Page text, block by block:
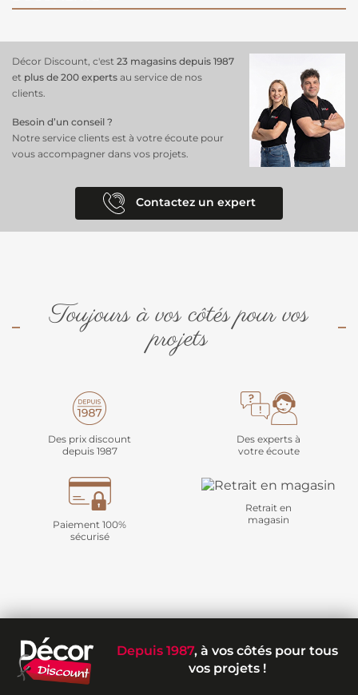
Décor Discount, c'est 23 magasins depuis 1987
et plus de 200 experts au service de nos
clients.
Besoin d’un conseil ?
Notre service clients est à votre écoute pour
vous accompagner dans vos projets.
Contactez un expert
Toujours à vos côtés pour vos
projets
Des prix discount
depuis 1987
Des experts à
votre écoute
Paiement 100%
sécurisé
Retrait en
magasin
Depuis 1987, à vos côtés pour tous
vos projets !